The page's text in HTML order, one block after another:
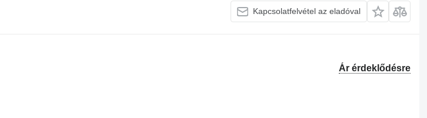
Kapcsolatfelvétel az eladóval
Ár érdeklődésre